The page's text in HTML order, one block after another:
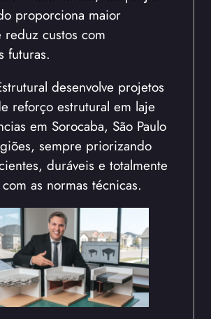
proporciona maior
reduz custos com
futuras.
desenvolve projetos
reforço estrutural em laje
em Sorocaba, São Paulo
sempre priorizando
duráveis e totalmente
as normas técnicas.